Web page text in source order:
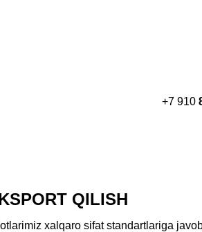
+7 910
QILISH
xalqaro sifat standartlariga